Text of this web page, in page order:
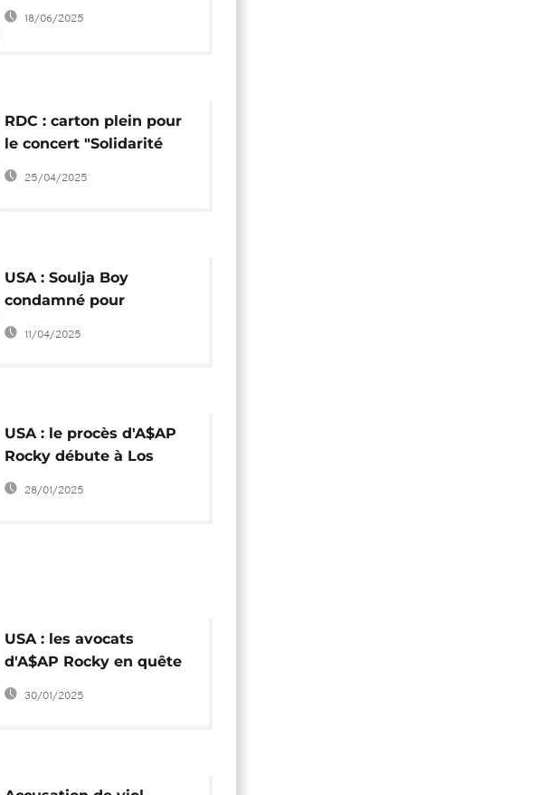
18/06/2025
RDC : carton plein pour
le concert "Solidarité
Congo" à Paris
25/04/2025
USA : Soulja Boy
condamné pour
violences sexuelles et
abus psychologiques
11/04/2025
USA : le procès d'A$AP
Rocky débute à Los
Angeles
28/01/2025
USA : les avocats
d'A$AP Rocky en quête
d'un jury favorable
30/01/2025